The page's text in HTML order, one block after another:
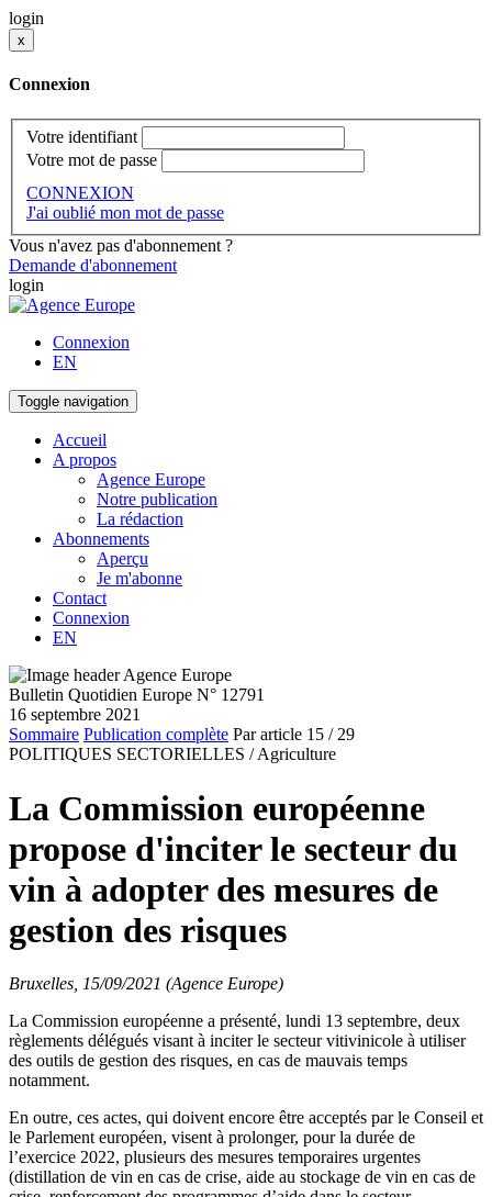
login
x
Connexion
Votre identifiant
Votre mot de passe
CONNEXION
J'ai oublié mon mot de passe
Vous n'avez pas d'abonnement ?
Demande d'abonnement
login
Connexion
EN
Toggle navigation
Accueil
A propos
Agence Europe
Notre publication
La rédaction
Abonnements
Aperçu
Je m'abonne
Contact
Connexion
EN
Bulletin Quotidien Europe N° 12791
16 septembre 2021
Sommaire Publication complète Par article 15 / 29
POLITIQUES SECTORIELLES / Agriculture
La Commission européenne
propose d'inciter le secteur du
vin à adopter des mesures de
gestion des risques
Bruxelles, 15/09/2021 (Agence Europe)
La Commission européenne a présenté, lundi 13 septembre, deux
règlements délégués visant à inciter le secteur vitivinicole à utiliser
des outils de gestion des risques, en cas de mauvais temps
notamment.
En outre, ces actes, qui doivent encore être acceptés par le Conseil et
le Parlement européen, visent à prolonger, pour la durée de
l’exercice 2022, plusieurs des mesures temporaires urgentes
(distillation de vin en cas de crise, aide au stockage de vin en cas de